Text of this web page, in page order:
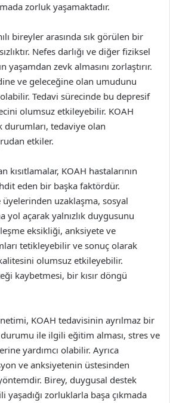
zorluk yaşamaktadır.
bireyler arasında sık görülen bir
Nefes darlığı ve diğer fiziksel
yaşamdan zevk almasını zorlaştırır.
ve geleceğine olan umudunu
Tedavi sürecinde bu depresif
olumsuz etkileyebilir. KOAH
durumları, tedaviye olan
etkiler.
kısıtlamalar, KOAH hastalarının
eden bir başka faktördür.
uzaklaşma, sosyal
yol açarak yalnızlık duygusunu
eksikliği, anksiyete ve
tetikleyebilir ve sonuç olarak
olumsuz etkileyebilir.
kaybetmesi, bir kısır döngü
KOAH tedavisinin ayrılmaz bir
durumu ile ilgili eğitim alması, stres ve
yardımcı olabilir. Ayrıca
ve anksiyetenin üstesinden
Birey, duygusal destek
yaşadığı zorluklarla başa çıkmada